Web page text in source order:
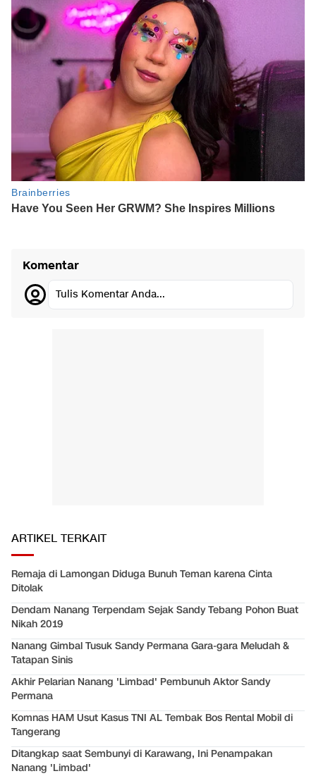
Komentar
Tulis Komentar Anda...
ARTIKEL TERKAIT
Remaja di Lamongan Diduga Bunuh Teman karena Cinta
Ditolak
Dendam Nanang Terpendam Sejak Sandy Tebang Pohon Buat
Nikah 2019
Nanang Gimbal Tusuk Sandy Permana Gara-gara Meludah &
Tatapan Sinis
Akhir Pelarian Nanang 'Limbad' Pembunuh Aktor Sandy
Permana
Komnas HAM Usut Kasus TNI AL Tembak Bos Rental Mobil di
Tangerang
Ditangkap saat Sembunyi di Karawang, Ini Penampakan
Nanang 'Limbad'